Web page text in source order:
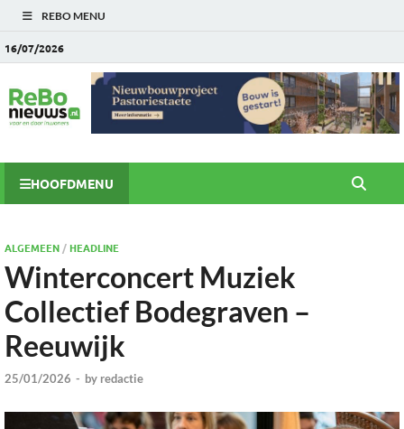
REBO MENU
16/07/2026
HOOFDMENU
ALGEMEEN/ HEADLINE
Winterconcert Muziek
Collectief Bodegraven –
Reeuwijk
25/01/2026 - by redactie